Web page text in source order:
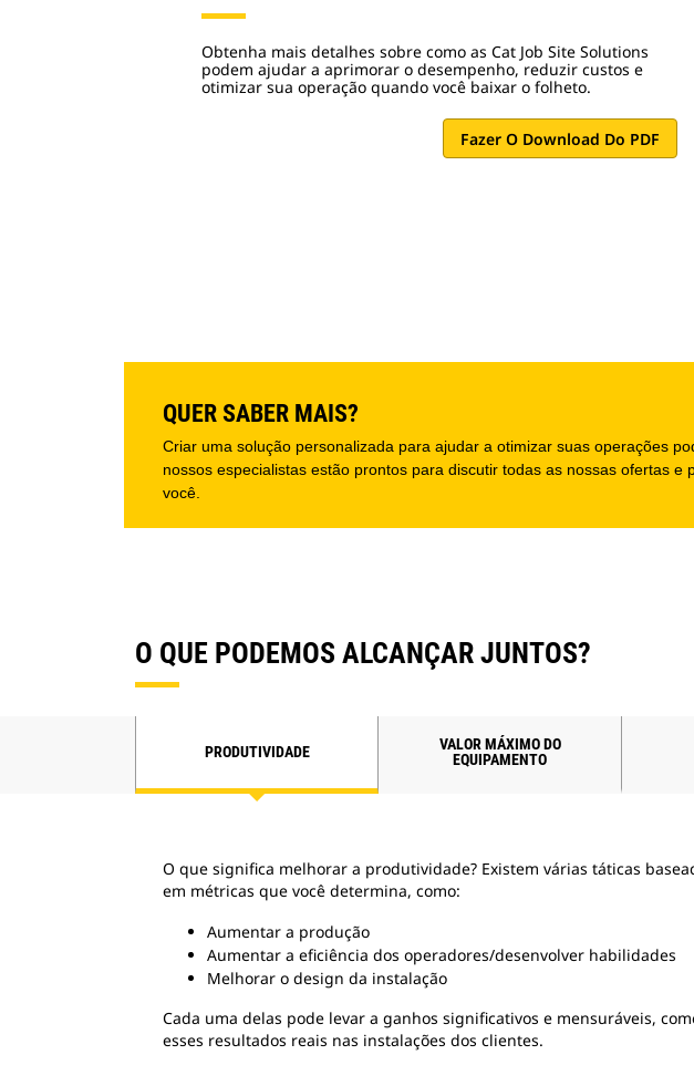
Obtenha mais detalhes sobre como as Cat Job Site Solutions
podem ajudar a aprimorar o desempenho, reduzir custos e
otimizar sua operação quando você baixar o folheto.
Fazer O Download Do PDF
QUER SABER MAIS?
Criar uma solução personalizada para ajudar a otimizar suas operações
nossos especialistas estão prontos para discutir todas as nossas ofertas e
você.
O QUE PODEMOS ALCANÇAR JUNTOS?
PRODUTIVIDADE
VALOR MÁXIMO DO
EQUIPAMENTO
O que significa melhorar a produtividade? Existem várias táticas
em métricas que você determina, como:
Aumentar a produção
Aumentar a eficiência dos operadores/desenvolver habilidades
Melhorar o design da instalação
Cada uma delas pode levar a ganhos significativos e mensuráveis,
esses resultados reais nas instalações dos clientes.